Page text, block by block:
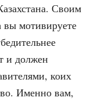
Своим
вы мотивируете
и должен
коих
Именно вам,